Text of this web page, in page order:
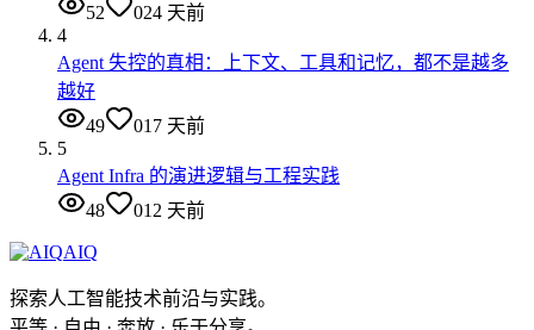
52
024 天前
4
Agent 失控的真相：上下文、工具和记忆，都不是越多
越好
49
017 天前
5
Agent Infra 的演进逻辑与工程实践
48
012 天前
AIQ
探索人工智能技术前沿与实践。